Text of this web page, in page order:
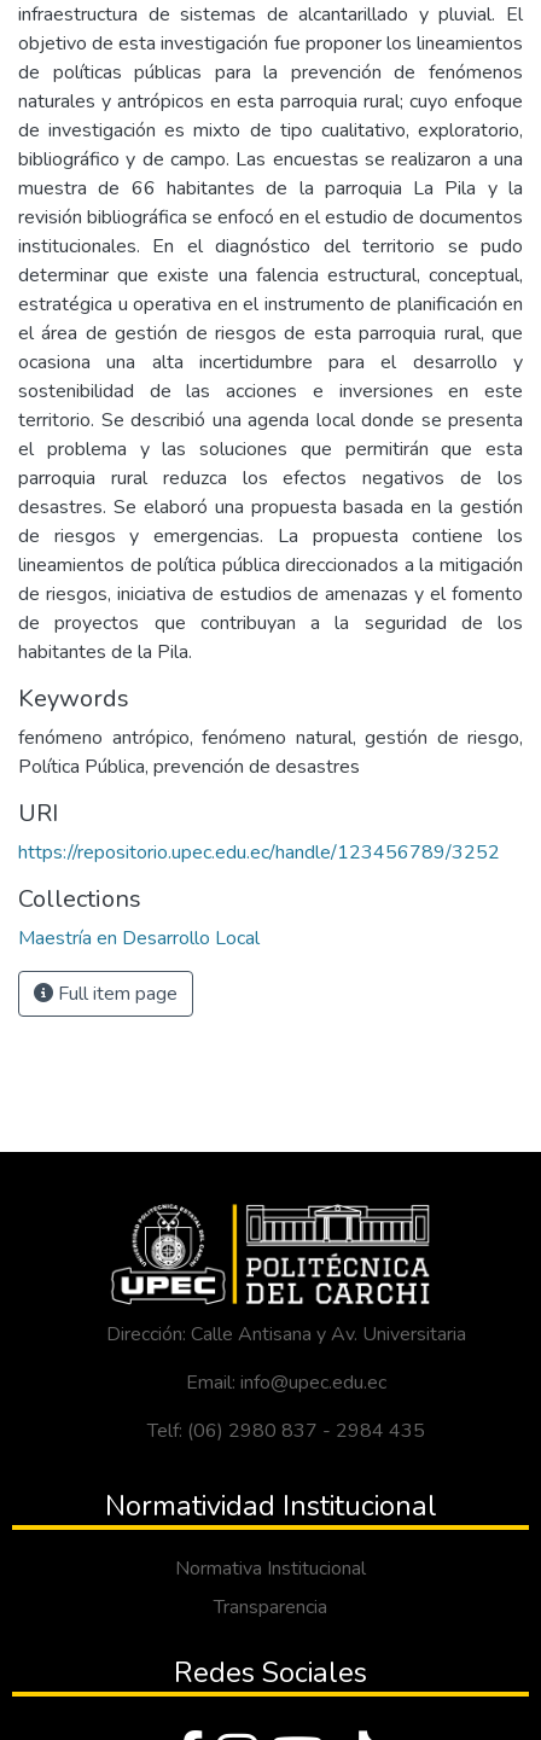
infraestructura de sistemas de alcantarillado y pluvial. El
objetivo de esta investigación fue proponer los lineamientos
de políticas públicas para la prevención de fenómenos
naturales y antrópicos en esta parroquia rural; cuyo enfoque
de investigación es mixto de tipo cualitativo, exploratorio,
bibliográfico y de campo. Las encuestas se realizaron a una
muestra de 66 habitantes de la parroquia La Pila y la
revisión bibliográfica se enfocó en el estudio de documentos
institucionales. En el diagnóstico del territorio se pudo
determinar que existe una falencia estructural, conceptual,
estratégica u operativa en el instrumento de planificación en
el área de gestión de riesgos de esta parroquia rural, que
ocasiona una alta incertidumbre para el desarrollo y
sostenibilidad de las acciones e inversiones en este
territorio. Se describió una agenda local donde se presenta
el problema y las soluciones que permitirán que esta
parroquia rural reduzca los efectos negativos de los
desastres. Se elaboró una propuesta basada en la gestión
de riesgos y emergencias. La propuesta contiene los
lineamientos de política pública direccionados a la mitigación
de riesgos, iniciativa de estudios de amenazas y el fomento
de proyectos que contribuyan a la seguridad de los
habitantes de la Pila.
Keywords
fenómeno antrópico, fenómeno natural, gestión de riesgo,
Política Pública, prevención de desastres
URI
https://repositorio.upec.edu.ec/handle/123456789/3252
Collections
Maestría en Desarrollo Local
Full item page
Dirección: Calle Antisana y Av. Universitaria
Email: info@upec.edu.ec
Telf: (06) 2980 837 - 2984 435
Normatividad Institucional
Normativa Institucional
Transparencia
Redes Sociales